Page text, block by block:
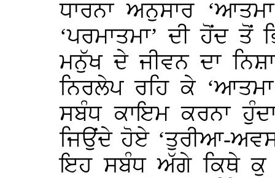
ਧਾਰਨਾ ਅਨੁਸਾਰ
‘ਪਰਮਾਤਮਾ’ ਦੀ ਹੋਂਦ
ਮਨੁੱਖ ਦੇ ਜੀਵਨ ਦਾ
ਨਿਰਲੇਪ ਰਹਿ ਕੇ
ਸਬੰਧ ਕਾਇਮ ਕਰਨਾ
ਜਿਉਂਦੇ ਹੋਏ ‘ਤੁਰੀਆ-
ਇਹ ਸਬੰਧ ਅੱਗੇ ਕਿਥੇ ਕੁ